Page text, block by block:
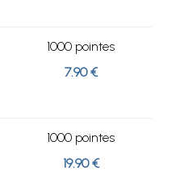
1000 pointes
7.90 €
1000 pointes
19.90 €